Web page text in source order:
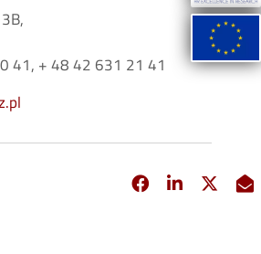
41, + 48 42 631 21 41
Facebook
opens in new
Linkedin
opens in
X